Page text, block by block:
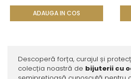
ADAUGA IN COS
Descoperă forța, curajul și
colecția noastră de bijuterii cu